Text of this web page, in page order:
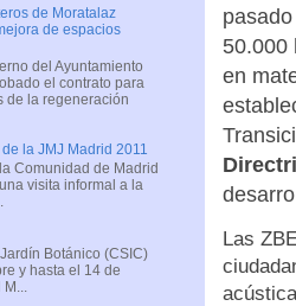
50.000
en
Las
de Moratalaz
de espacios
del Ayuntamiento
el contrato para
de la regeneración
la JMJ Madrid 2011
Comunidad de Madrid
visita informal a la
Botánico (CSIC)
y hasta el 14 de
M...